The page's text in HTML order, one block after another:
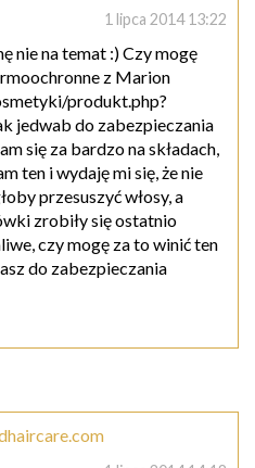
1 lipca 2014 13:22
nie na temat :) Czy mogę
z Marion
produkt.php?
jedwab do zabezpieczania
się za bardzo na składach,
ten i wydaję mi się, że nie
przesuszyć włosy, a
zrobiły się ostatnio
czy mogę za to winić ten
do zabezpieczania